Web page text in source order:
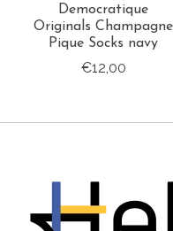
Democratique
Originals Champagne
Pique Socks navy
€12,00